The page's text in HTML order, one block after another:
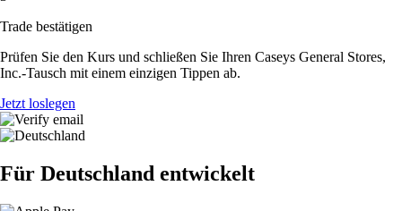
Trade bestätigen
Prüfen Sie den Kurs und schließen Sie Ihren Caseys General Stores,
Inc.-Tausch mit einem einzigen Tippen ab.
Jetzt loslegen
Für Deutschland entwickelt